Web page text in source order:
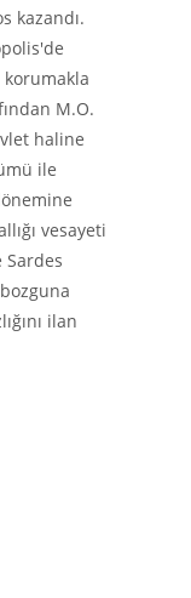
kazandı.
M.O.
haline
ile
vesayeti
Sardes
ilan